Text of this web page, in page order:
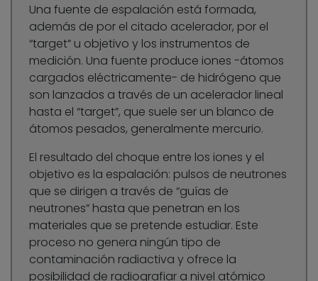
Una fuente de espalación está formada,
además de por el citado acelerador, por el
“target” u objetivo y los instrumentos de
medición. Una fuente produce iones -átomos
cargados eléctricamente- de hidrógeno que
son lanzados a través de un acelerador lineal
hasta el “target”, que suele ser un blanco de
átomos pesados, generalmente mercurio.
El resultado del choque entre los iones y el
objetivo es la espalación: pulsos de neutrones
que se dirigen a través de “guías de
neutrones” hasta que penetran en los
materiales que se pretende estudiar. Este
proceso no genera ningún tipo de
contaminación radiactiva y ofrece la
posibilidad de radiografiar a nivel atómico